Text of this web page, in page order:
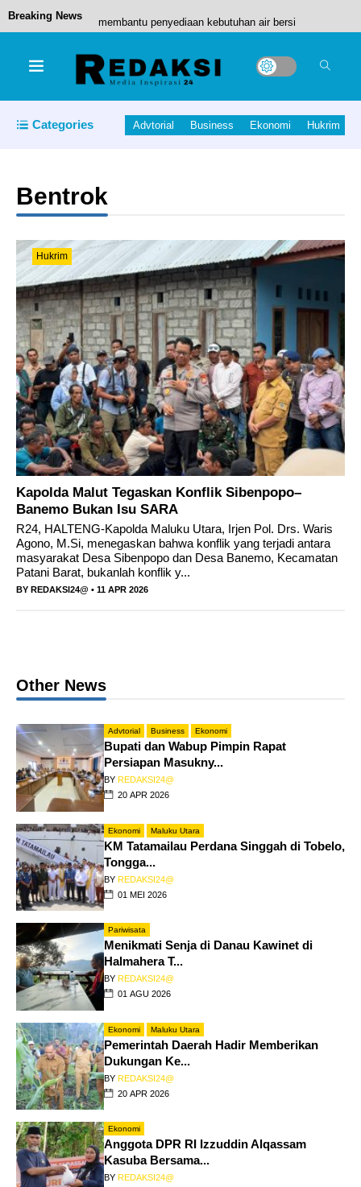
Breaking News Gadgets on the Go: Top Tech for Business
(POPDA) XII Maluku Utara Tahun 2026 di
Kabupaten Pulau Morotai.
Tim Lain Jangan Bermimpi! Spanyol Kandidat
Terkuat Juara Piala Dunia 2026
Hunger, thirst and chaos in southern Gaza as
hostilities drive humanitarian aid to the brink of
collapse
Bupati Ikram Malan Sangadji menyampaikan
apresiasi atas dukungan dan kinerja PT
Categories Advtorial Business Ekonomi Hukrim
Bentrok
Hukrim
Kapolda Malut Tegaskan Konflik Sibenpopo–
Banemo Bukan Isu SARA
R24, HALTENG-Kapolda Maluku Utara, Irjen Pol. Drs. Waris
Agono, M.Si, menegaskan bahwa konflik yang terjadi antara
masyarakat Desa Sibenpopo dan Desa Banemo, Kecamatan
Patani Barat, bukanlah konflik y...
BY REDAKSI24@ • 11 APR 2026
Other News
Advtorial Business Ekonomi
Bupati dan Wabup Pimpin Rapat
Persiapan Masukny...
BY REDAKSI24@
20 APR 2026
Ekonomi Maluku Utara
KM Tatamailau Perdana Singgah di Tobelo,
Tongga...
BY REDAKSI24@
01 MEI 2026
Pariwisata
Menikmati Senja di Danau Kawinet di
Halmahera T...
BY REDAKSI24@
01 AGU 2026
Ekonomi Maluku Utara
Pemerintah Daerah Hadir Memberikan
Dukungan Ke...
BY REDAKSI24@
20 APR 2026
Ekonomi
Anggota DPR RI Izzuddin Alqassam
Kasuba Bersama...
BY REDAKSI24@